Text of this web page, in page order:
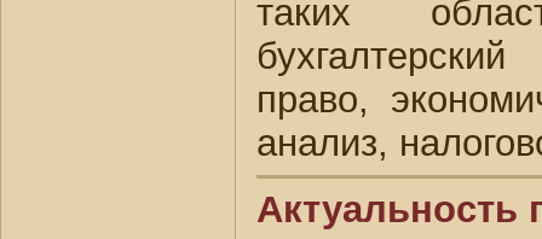
таких
право,
анализ,